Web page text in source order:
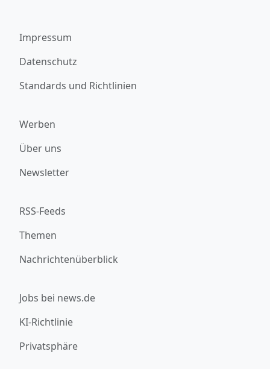
Impressum
Datenschutz
Standards und Richtlinien
Werben
Über uns
Newsletter
RSS-Feeds
Themen
Nachrichtenüberblick
Jobs bei news.de
KI-Richtlinie
Privatsphäre